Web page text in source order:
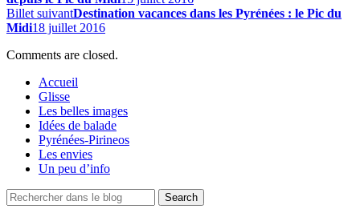
Billet suivantDestination vacances dans les Pyrénées : le Pic du
Midi18 juillet 2016
Comments are closed.
Accueil
Glisse
Les belles images
Idées de balade
Pyrénées-Pirineos
Les envies
Un peu d’info